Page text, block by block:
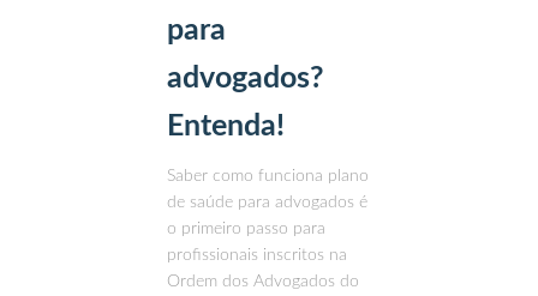
para
advogados?
Entenda!
Saber como funciona plano
de saúde para advogados é
o primeiro passo para
profissionais inscritos na
Ordem dos Advogados do